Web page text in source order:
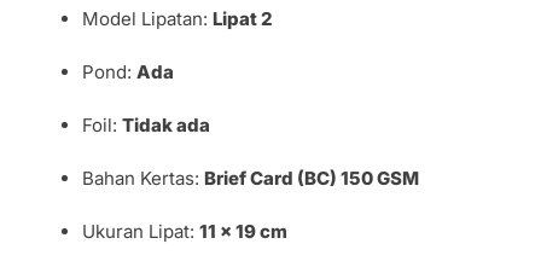
Model Lipatan:Lipat 2
Pond:Ada
Foil:Tidak ada
Bahan Kertas:Brief Card (BC) 150 GSM
Ukuran Lipat:11 x 19 cm